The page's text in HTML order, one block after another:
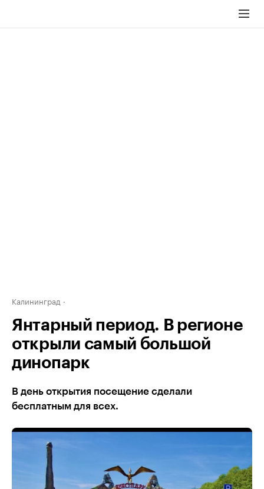
Калининград
Янтарный период. В регионе
открыли самый большой
динопарк
В день открытия посещение сделали
бесплатным для всех.